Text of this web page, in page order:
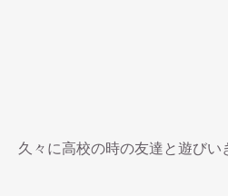
久々に高校の時の友達と遊びい